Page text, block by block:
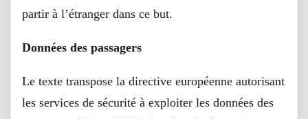
partir à l’étranger dans ce but.
Données des passagers
Le texte transpose la directive européenne autorisant
les services de sécurité à exploiter les données des